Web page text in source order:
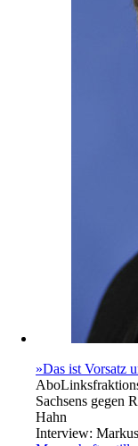
»Das ist Vorsatz
Abo
Sachsens gegen
Hahn
Interview: